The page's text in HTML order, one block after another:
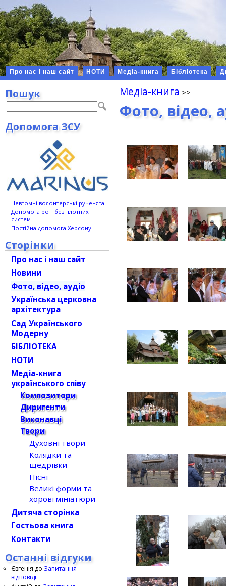
Про нас і наш сайт НОТИ Медіа-книга Бібліотека
Медіа-книга
Фото, відео,
Пошук
Допомога ЗСУ
Невтомні волонтерські рученята
Допомога роті безпілотних
систем
Постійна допомога Херсону
Сторінки
Про нас і наш сайт
Новини
Фото, відео, аудіо
Українська церковна
архітектура
Сад Українського
Модерну
БІБЛІОТЕКА
НОТИ
Медіа-книга
українського співу
Композитори
Диригенти
Виконавці
Твори
Духовні твори
Колядки та
щедрівки
Пісні
Великі форми та
хорові мініатюри
Дитяча сторінка
Гостьова книга
Контакти
Останні відгуки
Євгенія до Запитання —
відповіді